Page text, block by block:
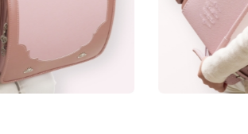
いところを掛け合わせた、お子さ
様です。
157シボについて
カラーとデザイン